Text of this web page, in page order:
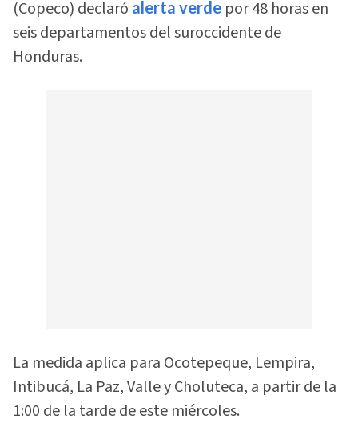
(Copeco) declaró alerta verde por 48 horas en
seis departamentos del suroccidente de
Honduras.
La medida aplica para Ocotepeque, Lempira,
Intibucá, La Paz, Valle y Choluteca, a partir de la
1:00 de la tarde de este miércoles.